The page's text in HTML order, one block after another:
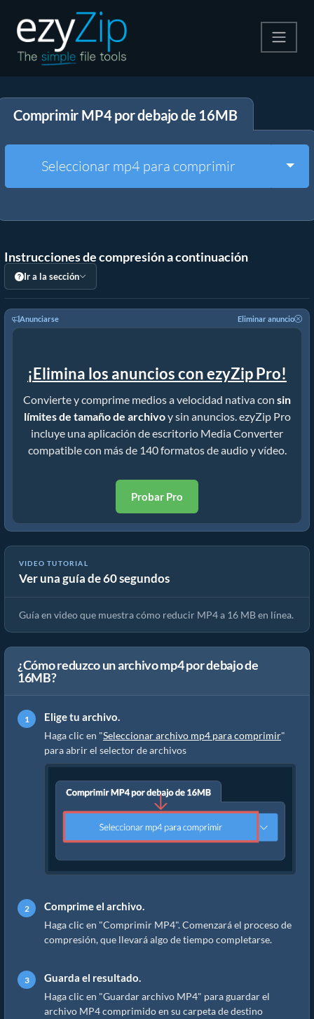
Descomprime
Otras herramientas
Comprimir MP4 por debajo de 16MB
Seleccionar mp4 para comprimir
Instrucciones de compresión a continuación
Ir a la sección
Anunciarse Eliminar anuncio
¡Elimina los anuncios con ezyZip Pro!
Convierte y comprime medios a velocidad nativa con sin
límites de tamaño de archivoy sin anuncios. ezyZip Pro
incluye una aplicación de escritorio Media Converter
compatible con más de 140 formatos de audio y vídeo.
Probar Pro
VIDEO TUTORIAL
Ver una guía de 60 segundos
Cómo reducir MP4 a 16 MB (Guía sencilla)
Guía en video que muestra cómo reducir MP4 a 16 MB en línea.
¿Cómo reduzco un archivo mp4 por debajo de
16MB?
Elige tu archivo.
Haga clic en "Seleccionar archivo mp4 para comprimir"
para abrir el selector de archivos
Comprime el archivo.
Haga clic en "Comprimir MP4". Comenzará el proceso de
compresión, que llevará algo de tiempo completarse.
Guarda el resultado.
Haga clic en "Guardar archivo MP4" para guardar el
archivo MP4 comprimido en su carpeta de destino